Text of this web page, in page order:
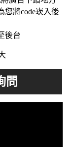
您將code崁入後
後台